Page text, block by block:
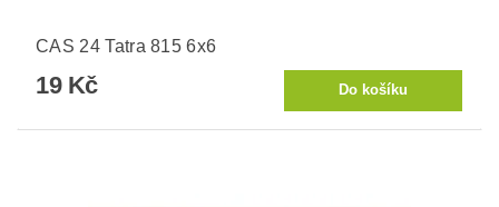
CAS 24 Tatra 815 6x6
19 Kč